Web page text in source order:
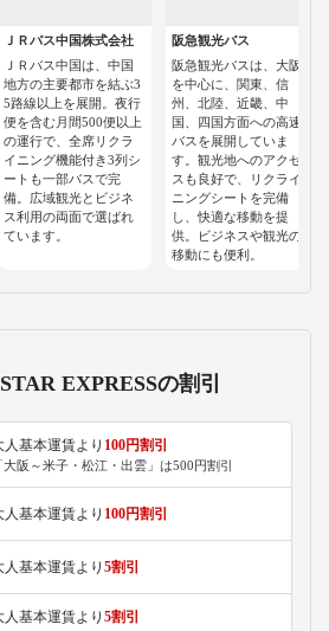
ＪＲバス中国株式会社
ＪＲバス中国は、中国
地方の主要都市を結ぶ3
5路線以上を展開。夜行
便を含む月間500便以上
の運行で、全席リクラ
イニング機能付き3列シ
ートも一部バスで完
備。広域観光とビジネ
ス利用の両面で選ばれ
ています。
阪急観光バス
阪急観光バスは、大阪
を中心に、関東、信
州、北陸、近畿、中
国、四国方面への高速
バスを展開していま
す。観光地へのアクセ
スも良好で、リクライ
ニングシートを完備
し、快適な移動を提
供。ビジネスや観光の
移動にも便利。
EXPRESSの割引
人基本運賃より 100円割引
大阪～米子・松江・出雲」は500円割引
人基本運賃より 100円割引
人基本運賃より 5割引
人基本運賃より 5割引